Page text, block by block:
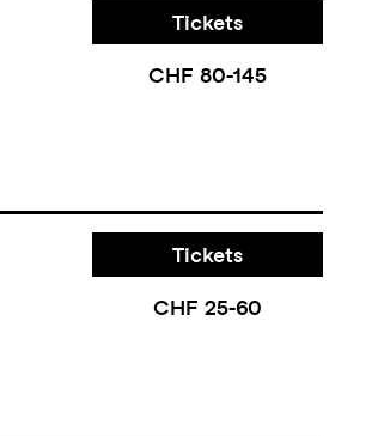
Tickets
CHF 80-145
Tickets
CHF 25-60